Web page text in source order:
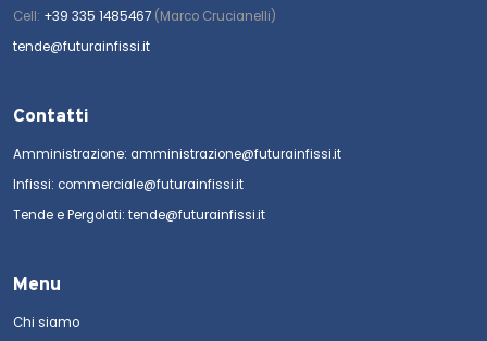
Cell: +39 335 1485467 (Marco Crucianelli)
tende@futurainfissi.it
Contatti
Amministrazione: amministrazione@futurainfissi.it
Infissi: commerciale@futurainfissi.it
Tende e Pergolati: tende@futurainfissi.it
Menu
Chi siamo